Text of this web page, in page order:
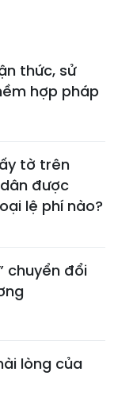
thức, sử
hợp pháp
tờ trên
được
lệ phí nào?
chuyển đổi
lòng của